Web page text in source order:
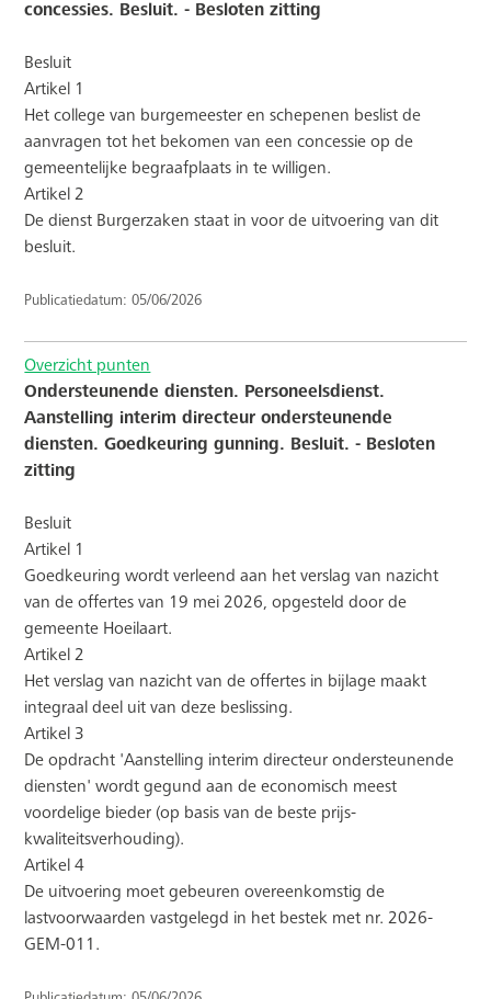
concessies. Besluit. - Besloten zitting
Besluit
Artikel 1
Het college van burgemeester en schepenen beslist de
aanvragen tot het bekomen van een concessie op de
gemeentelijke begraafplaats in te willigen.
Artikel 2
De dienst Burgerzaken staat in voor de uitvoering van dit
besluit.
Publicatiedatum: 05/06/2026
Overzicht punten
Ondersteunende diensten. Personeelsdienst.
Aanstelling interim directeur ondersteunende
diensten. Goedkeuring gunning. Besluit. - Besloten
zitting
Besluit
Artikel 1
Goedkeuring wordt verleend aan het verslag van nazicht
van de offertes van 19 mei 2026, opgesteld door de
gemeente Hoeilaart.
Artikel 2
Het verslag van nazicht van de offertes in bijlage maakt
integraal deel uit van deze beslissing.
Artikel 3
De opdracht 'Aanstelling interim directeur ondersteunende
diensten' wordt gegund aan de economisch meest
voordelige bieder (op basis van de beste prijs-
kwaliteitsverhouding).
Artikel 4
De uitvoering moet gebeuren overeenkomstig de
lastvoorwaarden vastgelegd in het bestek met nr. 2026-
GEM-011.